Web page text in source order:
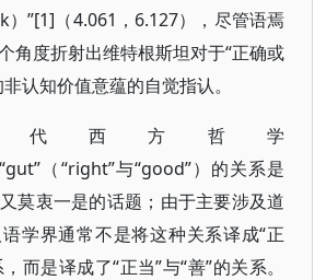
”[1]（4.061，6.127），尽管语焉
角度折射出维特根斯坦对于“正确或
认知价值意蕴的自觉指认。
代西方哲学
（“right”与“good”）的关系是
莫衷一是的话题；由于主要涉及道
学界通常不是将这种关系译成“正
而是译成了“正当”与“善”的关系。